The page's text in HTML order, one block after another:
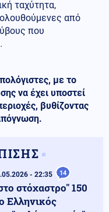
ταχύτητα,
από
που
με το
να έχει υποστεί
βυθίζοντας
- 22:35 14
στόχαστρο" 150
Ελληνικός